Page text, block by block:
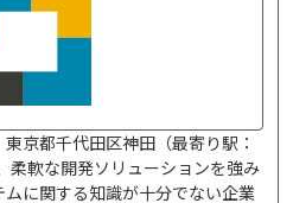
京都千代田区神田（最寄り駅：
柔軟な開発ソリューションを強み
に関する知識が十分でない企業